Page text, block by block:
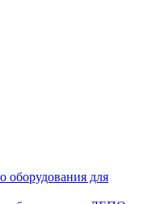
оборудования для